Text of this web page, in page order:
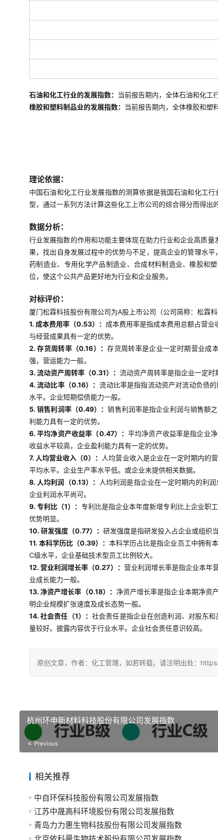
石油和化工行业的发展指数： 当前报告期内，全体石油和化工
橡胶和塑料制品业的发展指数： 当前报告期内，全体橡胶和塑
理论依据：
中国石油和化工行业发展指数的测算依据是我国石油和化工
型，通过一系列方法计算这些化工上市公司的综合得分而得
数据分析：
行业发展指数的作用和功能主要体现在助力行业和企业高质
果，找出自身发展过程中的优势与不足，提高企业的管理水
药制造业、专用化学产品制造业、合成材料制造业、橡胶和
位，使这个公共产品更好地为行业和企业服务。
对标评价：
厦门松霖科技股份有限公司为A股上市公司（公司简称：松霖
1. 成本费用率（0.53）： 成本费用率是指成本费用总额占营
与经营成果具有一定的优势。
2. 存货周转率（0.16）：存货周转率是企业一定时期营业成
强，营运能力一般。
3. 流动资产周转率（0.31）： 流动资产周转率是指企业一定
4. 流动比率（0.16）：流动比率是指指流动资产对流动负债
水平。企业短期偿债能力一般。
5. 销售利润率（0.49）：销售利润率是指企业利润与销售额
利能力具有一定的优势。
6. 平均净资产收益率（0.47）： 平均净资产收益率是指企业
收益水平较高，企业盈利能力具有一定的优势。
7. 人均营业收入（0）： 人均营业收入是企业在一定时期内的
平均水平。企业生产率水平低。或企业未提供相关数据。
8. 人均利润（0.13）：
人均利润是指企业在一定时期内的利
企业利润水平尚可。
9. 专利比（1）：专利比是指企业本年度新增专利比上企业职
优势明显。
10. 研发强度（0.77）： 研发强度是指研发投入占企业或组织
11. 本科学历比（0.39）：本科学历占比是指企业员工中拥有
C级水平，企业基础技术型员工比例较大。
12. 营业利润增长率（0.27）： 营业利润增长率是指企业本年
业成长能力一般。
13. 净资产增长率（0.18）： 净资产增长率是指企业本期净资
明企业规模扩张速度及成长态势一般。
14. 社会责任（1）：社会责任是指企业在创造利润、对股东
量较好。披露内容优于行业水平。企业社会责任意识较高。
原创文章，作者：化工管理，如若转载，请注明出处：
杭州环申新材料科技股份有限公司发展指数
Previous
相关推荐
中自环保科技股份有限公司发展指数
江苏中晟高科环境股份有限公司发展指数
青岛力力惠生物科技股份有限公司发展指数